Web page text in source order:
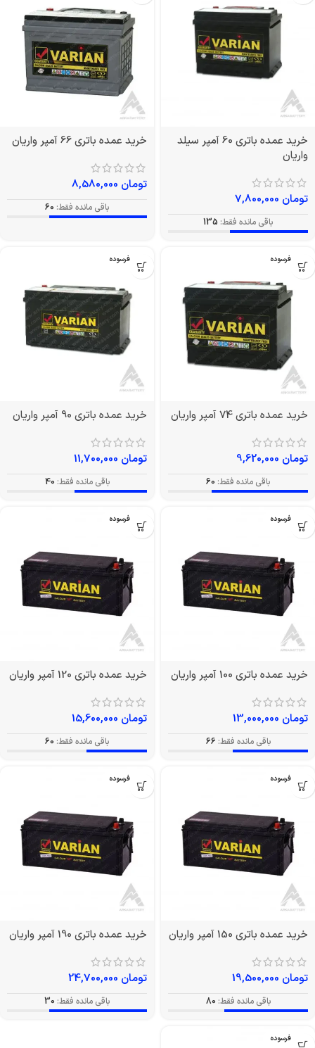
خرید عمده باتری 60 آمپر سیلد
واریان
تومان
باقی مانده فقط: 135
خرید عمده باتری 66 آمپر واریان
تومان
باقی مانده فقط: 60
بدون فرسوده
خرید عمده باتری 74 آمپر واریان
تومان
باقی مانده فقط: 60
بدون فرسوده
خرید عمده باتری 90 آمپر واریان
تومان
باقی مانده فقط: 40
بدون فرسوده
خرید عمده باتری 100 آمپر واریان
تومان
باقی مانده فقط: 66
بدون فرسوده
خرید عمده باتری 120 آمپر واریان
تومان
باقی مانده فقط: 60
بدون فرسوده
خرید عمده باتری 150 آمپر واریان
تومان
باقی مانده فقط: 80
بدون فرسوده
خرید عمده باتری 190 آمپر واریان
تومان
باقی مانده فقط: 30
بدون فرسوده